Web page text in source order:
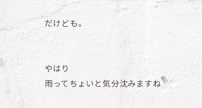
だけども。
やはり
雨ってちょいと気分沈みますね